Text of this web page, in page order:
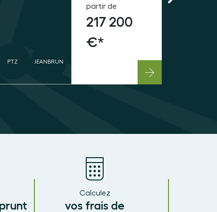
PTZ JEANBRUN
partir de
217 200
€*
Calculez
vos frais de